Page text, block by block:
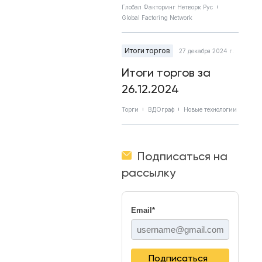
Глобал Факторинг Нетворк Рус
Global Factoring Network
Итоги торгов 27 декабря 2024 г.
Итоги торгов за
26.12.2024
Торги ВДОграф Новые технологии
Подписаться на
рассылку
Email *
Подписаться